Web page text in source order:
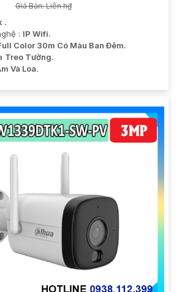
Giá Bán: Liên h₫
.
: IP Wifi.
Color 30m Có Màu Ban Ðêm.
Treo Tường.
Và Loa.